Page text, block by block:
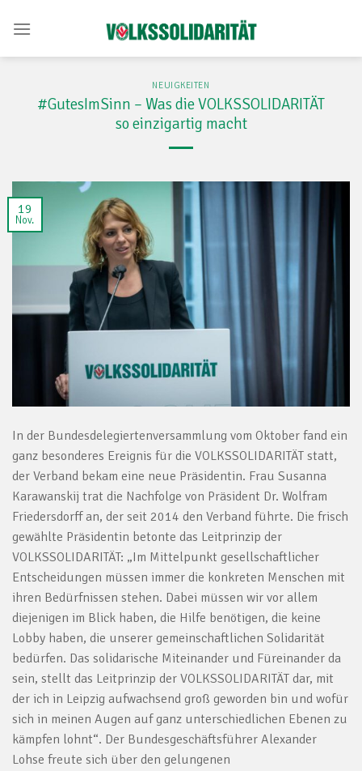
NEUIGKEITEN
#GutesImSinn – Was die VOLKSSOLIDARITÄT
so einzigartig macht
19
Nov.
In der Bundesdelegiertenversammlung vom Oktober fand ein
ganz besonderes Ereignis für die VOLKSSOLIDARITÄT statt,
der Verband bekam eine neue Präsidentin. Frau Susanna
Karawanskij trat die Nachfolge von Präsident Dr. Wolfram
Friedersdorff an, der seit 2014 den Verband führte. Die frisch
gewählte Präsidentin betonte das Leitprinzip der
VOLKSSOLIDARITÄT: „Im Mittelpunkt gesellschaftlicher
Entscheidungen müssen immer die konkreten Menschen mit
ihren Bedürfnissen stehen. Dabei müssen wir vor allem
diejenigen im Blick haben, die Hilfe benötigen, die keine
Lobby haben, die unserer gemeinschaftlichen Solidarität
bedürfen. Das solidarische Miteinander und Füreinander da
sein, stellt das Leitprinzip der VOLKSSOLIDARITÄT dar, mit
der ich in Leipzig aufwachsend groß geworden bin und wofür
sich in meinen Augen auf ganz unterschiedlichen Ebenen zu
kämpfen lohnt“. Der Bundesgeschäftsführer Alexander
Lohse freute sich über den gelungenen